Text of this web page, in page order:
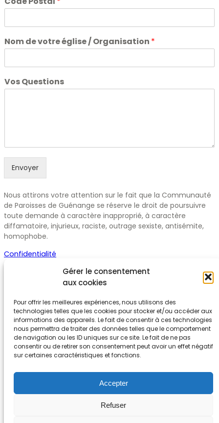
Gérer le consentement
aux cookies
Pour offrir les meilleures expériences, nous utilisons des
technologies telles que les cookies pour stocker et/ou accéder aux
informations des appareils. Le fait de consentir à ces technologies
nous permettra de traiter des données telles que le comportement
de navigation ou les ID uniques sur ce site. Le fait de ne pas
consentir ou de retirer son consentement peut avoir un effet négatif
sur certaines caractéristiques et fonctions.
Accepter
Refuser
Nom de votre église / Organisation *
Vos Questions
Envoyer
Nous attirons votre attention sur le fait que la Communauté
de Paroisses de Guénange se réserve le droit de poursuivre
toute demande à caractère inapproprié, à caractère
diffamatoire, injurieux, raciste, outrage sexiste, antisémite,
homophobe.
Confidentialité
Contactez-nous
03 82 82 65 16
46 Rue de Metzervisse 57310 Guénange
Facebook
YouTube